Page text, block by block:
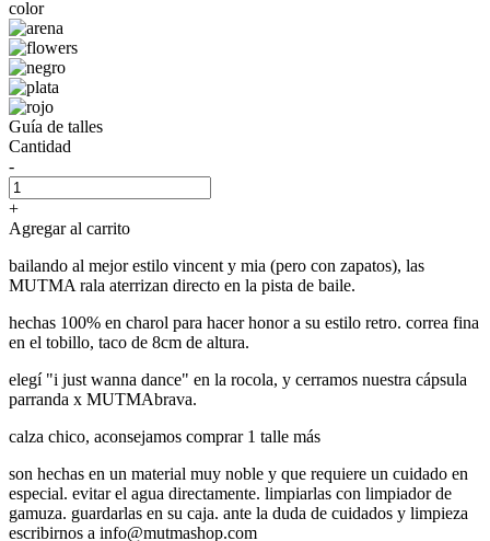
color
Guía de talles
Cantidad
-
+
Agregar al carrito
bailando al mejor estilo vincent y mia (pero con zapatos), las
MUTMA rala aterrizan directo en la pista de baile.
hechas 100% en charol para hacer honor a su estilo retro. correa fina
en el tobillo, taco de 8cm de altura.
elegí "i just wanna dance" en la rocola, y cerramos nuestra cápsula
parranda x MUTMAbrava.
calza chico, aconsejamos comprar 1 talle más
son hechas en un material muy noble y que requiere un cuidado en
especial. evitar el agua directamente. limpiarlas con limpiador de
gamuza. guardarlas en su caja. ante la duda de cuidados y limpieza
escribirnos a info@mutmashop.com